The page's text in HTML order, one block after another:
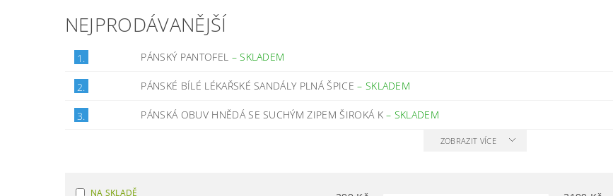
NEJPRODÁVANĚJŠÍ
1. PÁNSKÝ PANTOFEL –SKLADEM
2. PÁNSKÉ BÍLÉ LÉKAŘSKÉ SANDÁLY PLNÁ ŠPICE– SKLADEM
3. PÁNSKÁ OBUV HNĚDÁ SE SUCHÝM ZIPEM ŠIROKÁ K– SKLADEM
ZOBRAZIT VÍCE
NA SKLADĚ